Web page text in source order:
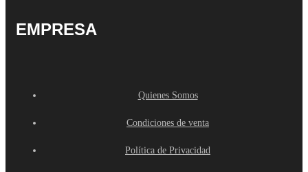
EMPRESA
Quienes Somos
Condiciones de venta
Política de Privacidad